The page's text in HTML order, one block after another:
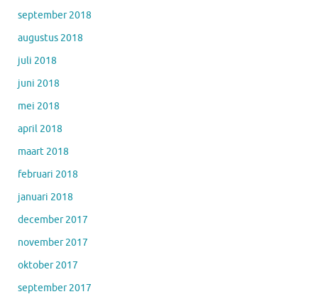
september 2018
augustus 2018
juli 2018
juni 2018
mei 2018
april 2018
maart 2018
februari 2018
januari 2018
december 2017
november 2017
oktober 2017
september 2017